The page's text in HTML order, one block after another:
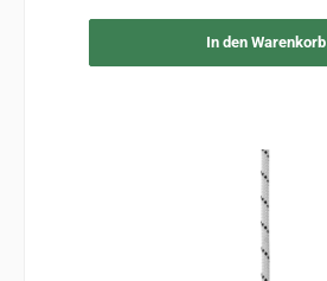
In den Warenkorb